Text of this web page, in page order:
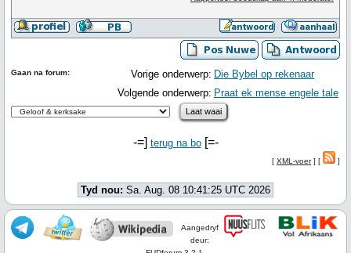
Vorige onderwerp: Die Bybel op rekenaar
Volgende onderwerp: Praat ek mense engele tale
Gaan na forum:
-=] terug na bo[=-
[ XML-voer] [ ]
Tyd nou: Sa. Aug. 08 10:41:25 UTC 2026
Aangedryf
deur: